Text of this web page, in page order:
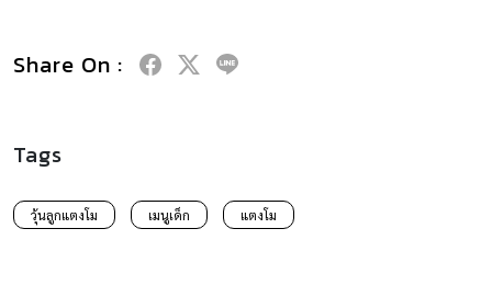
Share On :
Tags
วุ้นลูกแตงโม เมนูเด็ก แตงโม